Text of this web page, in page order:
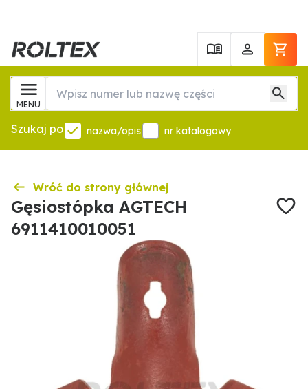
MENU
Szukaj po nazwa/opis nr katalogowy
Wróć do strony głównej
Gęsiostópka AGTECH
6911410010051